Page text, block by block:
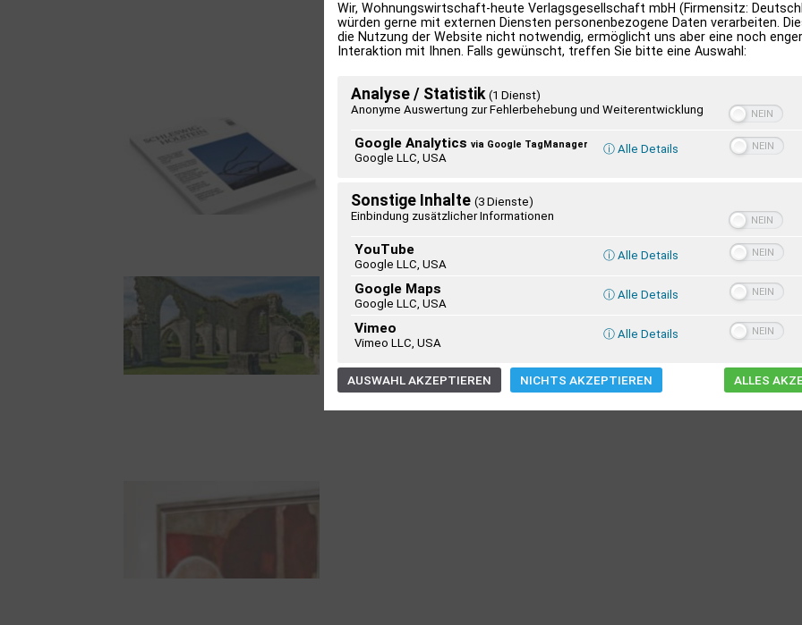
Wir, Wohnungswirtschaft-heute Verlagsgesellschaft mbH (Firmensitz:
würden gerne mit externen Diensten personenbezogene Daten verarbeiten.
die Nutzung der Website nicht notwendig, ermöglicht uns aber eine noch
Interaktion mit Ihnen. Falls gewünscht, treffen Sie bitte eine Auswahl:
Analyse / Statistik (1 Dienst)
Anonyme Auswertung zur Fehlerbehebung und Weiterentwicklung
Google Analytics via Google TagManager
Google LLC, USA
ⓘ Alle Details
Sonstige Inhalte (3 Dienste)
Einbindung zusätzlicher Informationen
YouTube
Google LLC, USA
ⓘ Alle Details
Google Maps
Google LLC, USA
ⓘ Alle Details
Vimeo
Vimeo LLC, USA
ⓘ Alle Details
AUSWAHL AKZEPTIEREN NICHTS AKZEPTIEREN ALLES